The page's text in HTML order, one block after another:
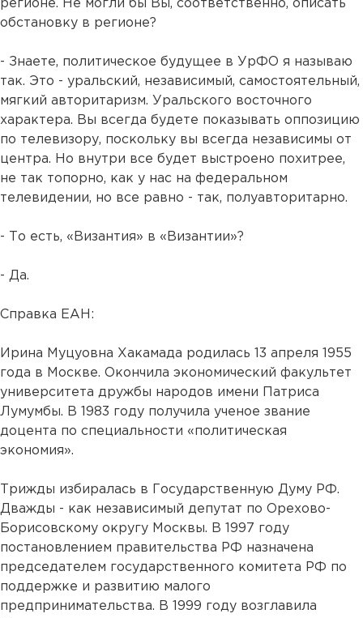
регионе. Не могли бы Вы, соответственно, описать
обстановку в регионе?
- Знаете, политическое будущее в УрФО я называю
так. Это - уральский, независимый, самостоятельный,
мягкий авторитаризм. Уральского восточного
характера. Вы всегда будете показывать оппозицию
по телевизору, поскольку вы всегда независимы от
центра. Но внутри все будет выстроено похитрее,
не так топорно, как у нас на федеральном
телевидении, но все равно - так, полуавторитарно.
- То есть, «Византия» в «Византии»?
- Да.
Справка ЕАН:
Ирина Муцуовна Хакамада родилась 13 апреля 1955
года в Москве. Окончила экономический факультет
университета дружбы народов имени Патриса
Лумумбы. В 1983 году получила ученое звание
доцента по специальности «политическая
экономия».
Трижды избиралась в Государственную Думу РФ.
Дважды - как независимый депутат по Орехово-
Борисовскому округу Москвы. В 1997 году
постановлением правительства РФ назначена
председателем государственного комитета РФ по
поддержке и развитию малого
предпринимательства. В 1999 году возглавила